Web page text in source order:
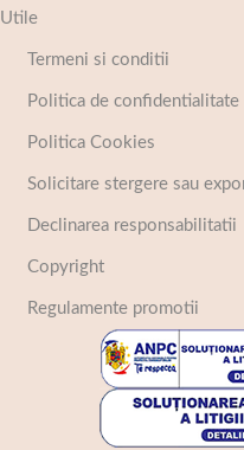
Utile
Termeni si conditii
Politica de confidentialitate
Politica Cookies
Solicitare stergere sau
Declinarea responsabilitatii
Copyright
Regulamente promotii